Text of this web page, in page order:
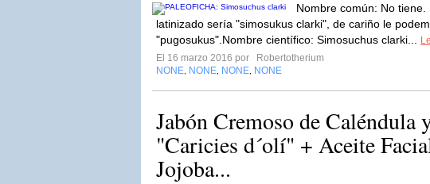
Nombre común: No tiene.
latinizado sería "simosukus clarki", de cariño le
"pugosukus".Nombre científico: Simosuchus clarki...
El 16 marzo 2016 por
Robertotherium
NONE NONE NONE NONE
Jabón Cremoso de Caléndula
"Caricies d´olí" + Aceite
Jojoba...